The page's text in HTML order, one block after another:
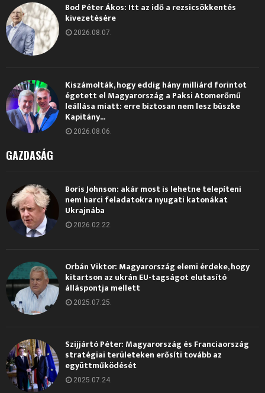
Bod Péter Ákos: Itt az idő a rezsicsökkentés
kivezetésére
2026.08.07.
Kiszámolták, hogy eddig hány milliárd forintot
égetett el Magyarország a Paksi Atomerőmű
leállása miatt: erre biztosan nem lesz büszke
Kapitány...
2026.08.06.
GAZDASÁG
Boris Johnson: akár most is lehetne telepíteni
nem harci feladatokra nyugati katonákat
Ukrajnába
2026.02.22.
Orbán Viktor: Magyarország elemi érdeke, hogy
kitartson az ukrán EU-tagságot elutasító
álláspontja mellett
2025.07.25.
Szijjártó Péter: Magyarország és Franciaország
stratégiai területeken erősíti tovább az
együttműködését
2025.07.24.